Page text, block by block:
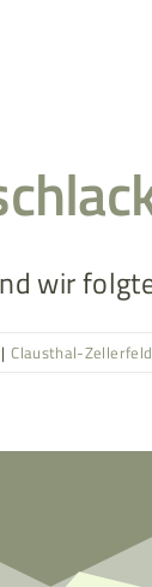
wir
| Clausthal-Zellerfeld